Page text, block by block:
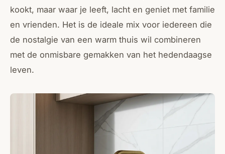
kookt, maar waar je leeft, lacht en geniet met familie
en vrienden. Het is de ideale mix voor iedereen die
de nostalgie van een warm thuis wil combineren
met de onmisbare gemakken van het hedendaagse
leven.